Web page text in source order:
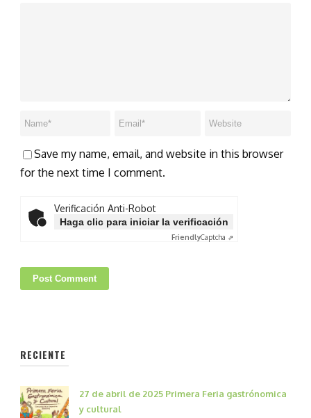
Save my name, email, and website in this browser
for the next time I comment.
Verificación Anti-Robot
Haga clic para iniciar la verificación
FriendlyCaptcha ⇗
RECIENTE
27 de abril de 2025 Primera Feria gastrónomica
y cultural